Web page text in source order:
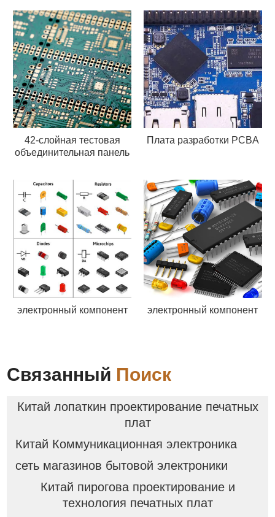
42-слойная тестовая
объединительная панель
Плата разработки PCBA
электронный компонент электронный компонент
Связанный Поиск
Китай лопаткин проектирование печатных
плат
Китай Коммуникационная электроника
сеть магазинов бытовой электроники
Китай пирогова проектирование и
технология печатных плат